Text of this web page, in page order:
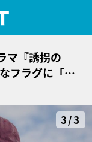
マ『誘拐の
フラグに「全
3/3